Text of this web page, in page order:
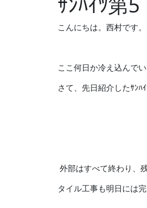
こんにちは。西村です。
ここ何日か冷え込んで
さて、先日紹介したｻﾝﾊ
外部はすべて終わり、
タイル工事も明日には